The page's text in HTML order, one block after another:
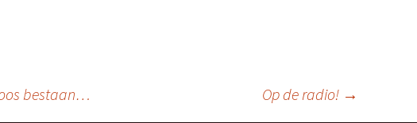
bestaan… Op de radio! →